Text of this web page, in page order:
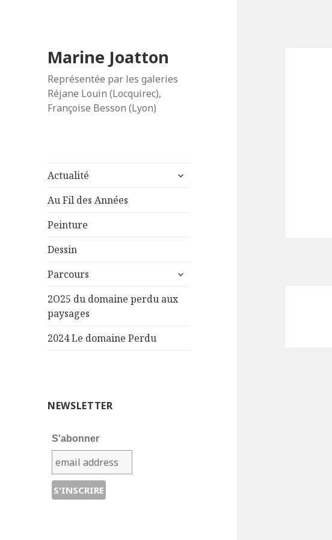
Marine Joatton
Représentée par les galeries
Réjane Louin (Locquirec),
Françoise Besson (Lyon)
Actualité
ouvrir
Au Fil des Années
Peinture
Dessin
Parcours
ouvrir
sous-
2O25 du domaine perdu aux
paysages
2024 Le domaine Perdu
NEWSLETTER
S'abonner